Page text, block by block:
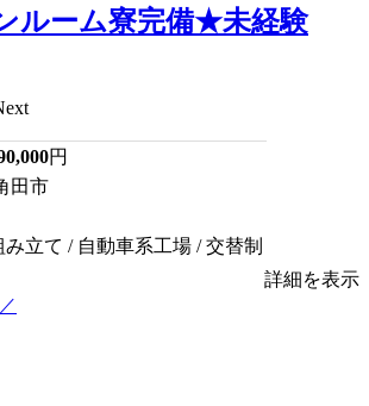
ルーム寮完備★未経験
円
田市
立て / 自動車系工場 / 交替制
詳細を表示